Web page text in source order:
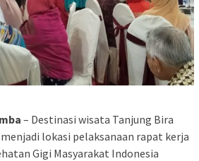
– Destinasi wisata Tanjung Bira
lokasi pelaksanaan rapat kerja
Gigi Masyarakat Indonesia